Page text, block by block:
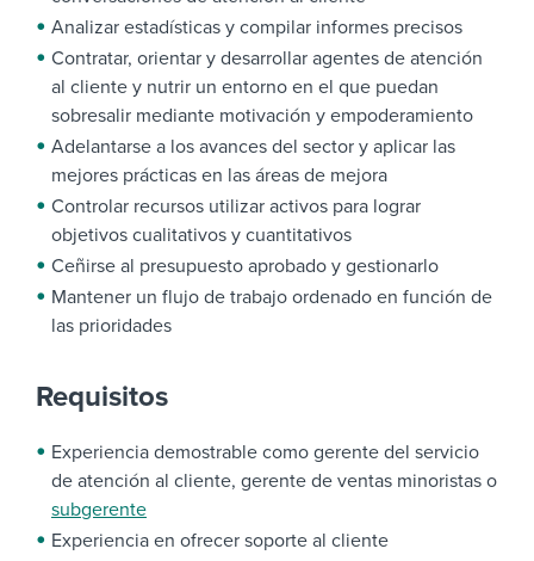
Analizar estadísticas y compilar informes precisos
Contratar, orientar y desarrollar agentes de atención
al cliente y nutrir un entorno en el que puedan
sobresalir mediante motivación y empoderamiento
Adelantarse a los avances del sector y aplicar las
mejores prácticas en las áreas de mejora
Controlar recursos utilizar activos para lograr
objetivos cualitativos y cuantitativos
Ceñirse al presupuesto aprobado y gestionarlo
Mantener un flujo de trabajo ordenado en función de
las prioridades
Requisitos
Experiencia demostrable como gerente del servicio
de atención al cliente, gerente de ventas minoristas o
subgerente
Experiencia en ofrecer soporte al cliente